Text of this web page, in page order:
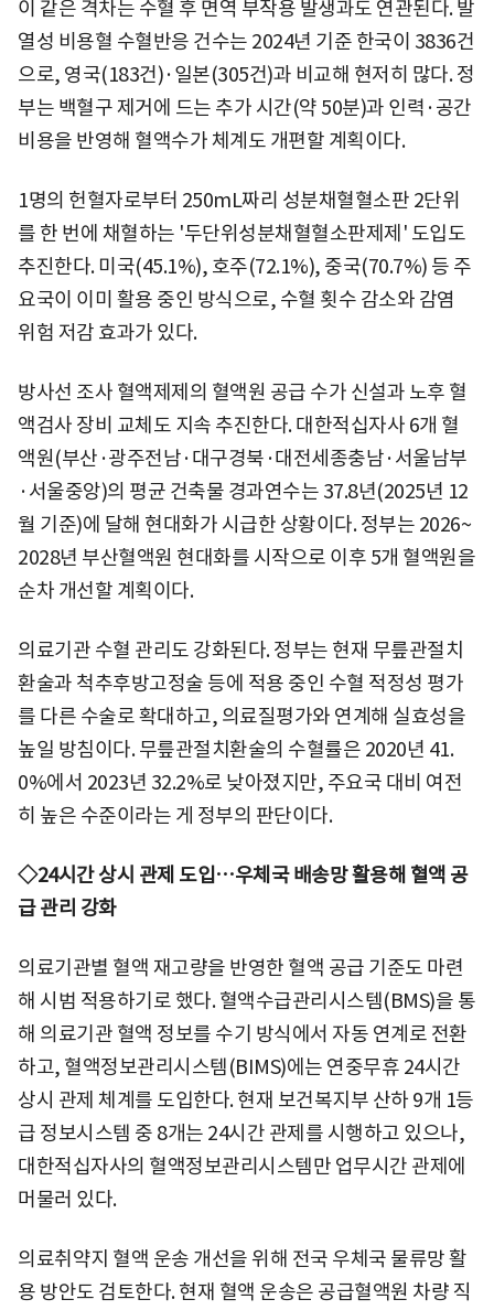
이 같은 격차는 수혈 후 면역 부작용 발생과도 연관된다. 발
열성 비용혈 수혈반응 건수는 2024년 기준 한국이 3836건
으로, 영국(183건)·일본(305건)과 비교해 현저히 많다. 정
부는 백혈구 제거에 드는 추가 시간(약 50분)과 인력·공간
비용을 반영해 혈액수가 체계도 개편할 계획이다.
1명의 헌혈자로부터 250mL짜리 성분채혈혈소판 2단위
를 한 번에 채혈하는 '두단위성분채혈혈소판제제' 도입도
추진한다. 미국(45.1%), 호주(72.1%), 중국(70.7%) 등 주
요국이 이미 활용 중인 방식으로, 수혈 횟수 감소와 감염
위험 저감 효과가 있다.
방사선 조사 혈액제제의 혈액원 공급 수가 신설과 노후 혈
액검사 장비 교체도 지속 추진한다. 대한적십자사 6개 혈
액원(부산·광주전남·대구경북·대전세종충남·서울남부
·서울중앙)의 평균 건축물 경과연수는 37.8년(2025년 12
월 기준)에 달해 현대화가 시급한 상황이다. 정부는 2026~
2028년 부산혈액원 현대화를 시작으로 이후 5개 혈액원을
순차 개선할 계획이다.
의료기관 수혈 관리도 강화된다. 정부는 현재 무릎관절치
환술과 척추후방고정술 등에 적용 중인 수혈 적정성 평가
를 다른 수술로 확대하고, 의료질평가와 연계해 실효성을
높일 방침이다. 무릎관절치환술의 수혈률은 2020년 41.
0%에서 2023년 32.2%로 낮아졌지만, 주요국 대비 여전
히 높은 수준이라는 게 정부의 판단이다.
◇24시간 상시 관제 도입…우체국 배송망 활용해 혈액 공
급 관리 강화
의료기관별 혈액 재고량을 반영한 혈액 공급 기준도 마련
해 시범 적용하기로 했다. 혈액수급관리시스템(BMS)을 통
해 의료기관 혈액 정보를 수기 방식에서 자동 연계로 전환
하고, 혈액정보관리시스템(BIMS)에는 연중무휴 24시간
상시 관제 체계를 도입한다. 현재 보건복지부 산하 9개 1등
급 정보시스템 중 8개는 24시간 관제를 시행하고 있으나,
대한적십자사의 혈액정보관리시스템만 업무시간 관제에
머물러 있다.
의료취약지 혈액 운송 개선을 위해 전국 우체국 물류망 활
용 방안도 검토한다. 현재 혈액 운송은 공급혈액원 차량 직